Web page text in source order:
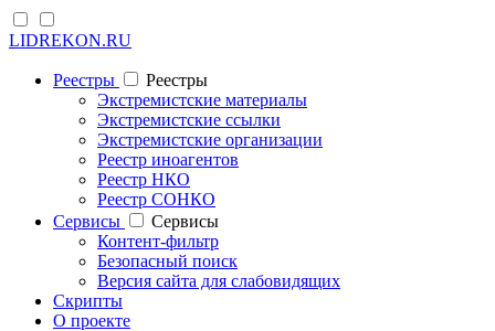
LIDREKON.RU
Реестры
Реестры
Экстремистские материалы
Экстремистские ссылки
Экстремистские организации
Реестр иноагентов
Реестр НКО
Реестр СОНКО
Cервисы
Cервисы
Контент-фильтр
Безопасный поиск
Версия сайта для слабовидящих
Скрипты
О проекте